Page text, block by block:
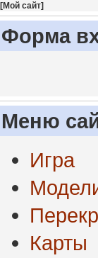
[Мой сайт]
Форма
Меню
Игра
Карты